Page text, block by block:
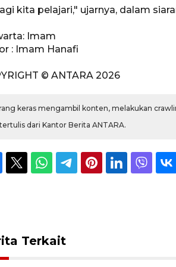
kita pelajari," ujarnya, dalam
Imam
: Imam Hanafi
© ANTARA 2026
keras mengambil konten, melakukan
dari Kantor Berita ANTARA.
Terkait